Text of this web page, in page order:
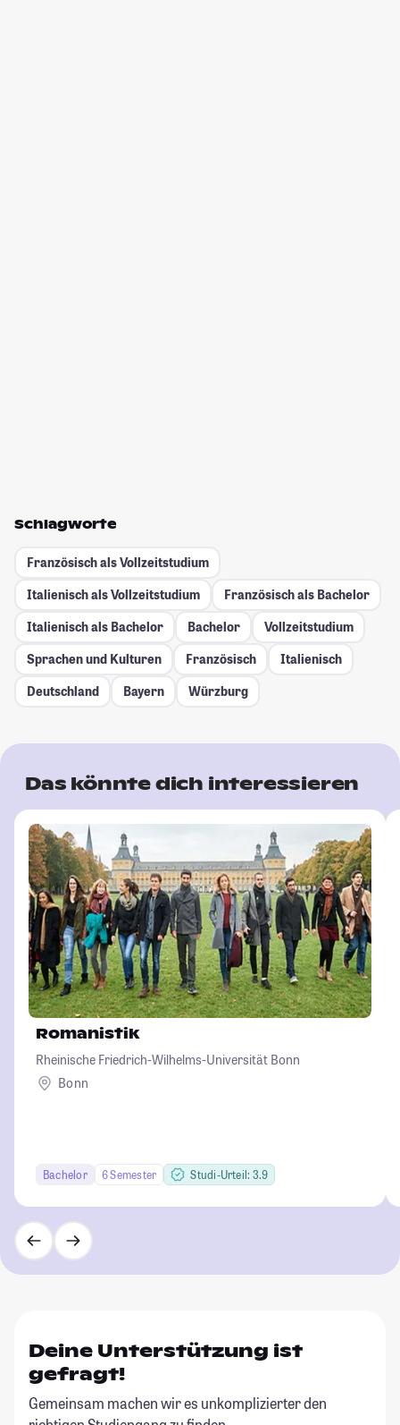
Schlagworte
Französisch als Vollzeitstudium
Italienisch als Vollzeitstudium
Französisch als Bachelor
Italienisch als Bachelor
Bachelor
Vollzeitstudium
Sprachen und Kulturen
Französisch
Italienisch
Deutschland
Bayern Würzburg
Das könnte dich interessieren
Romanistik
Rheinische Friedrich-Wilhelms-Universität Bonn
Bonn
Bachelor 6 Semester Studi-Urteil: 3.9
Deine Unterstützung ist
gefragt!
Gemeinsam machen wir es unkomplizierter den